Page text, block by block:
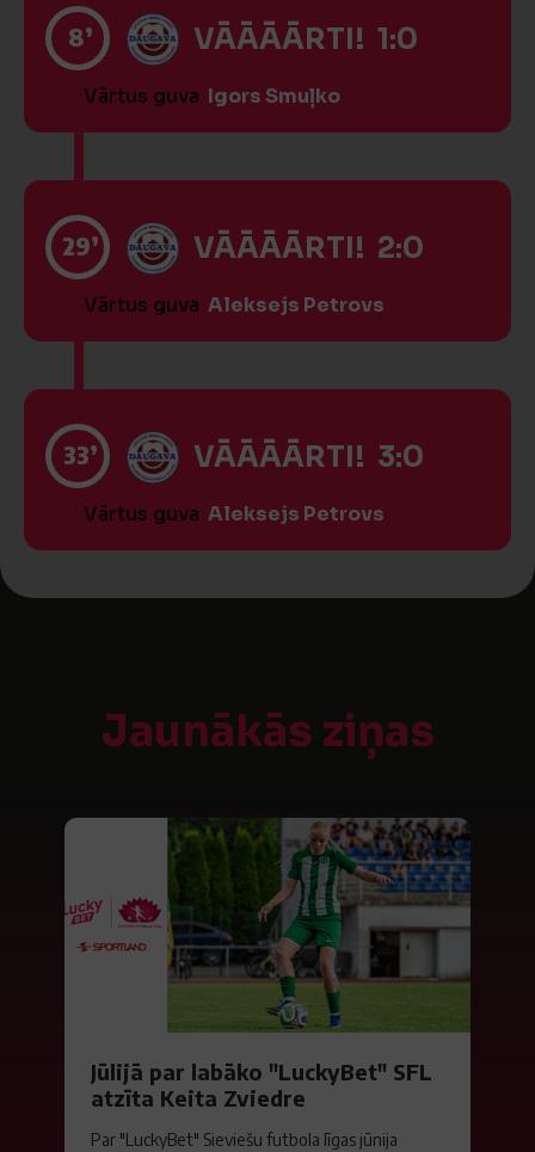
8’ VĀĀĀĀRTI! 1:0
Vārtus guva Igors Smuļko
29’ VĀĀĀĀRTI! 2:0
Vārtus guva Aleksejs Petrovs
33’ VĀĀĀĀRTI! 3:0
Vārtus guva Aleksejs Petrovs
Jaunākās ziņas
Jūlijā par labāko "LuckyBet" SFL
atzīta Keita Zviedre
Par "LuckyBet" Sieviešu futbola līgas jūnija